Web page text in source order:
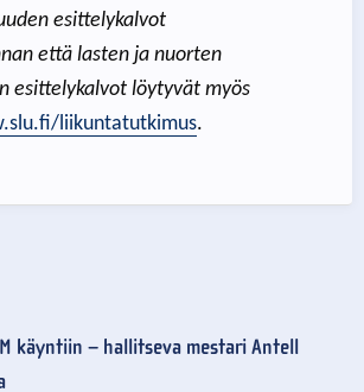
esittelykalvot
että lasten ja nuorten
esittelykalvot löytyvät myös
liikuntatutkimus.
käyntiin – hallitseva mestari Antell